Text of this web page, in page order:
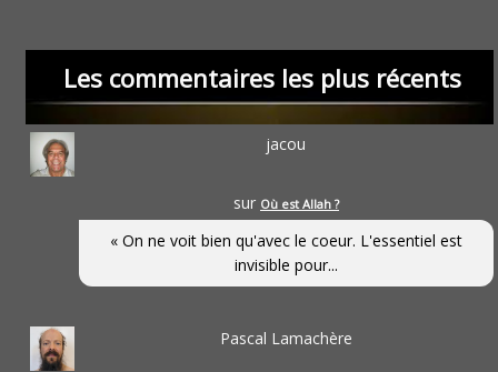
Les commentaires les plus récents
jacou
sur Où est Allah ?
« On ne voit bien qu'avec le coeur. L'essentiel est
invisible pour...
Pascal Lamachère